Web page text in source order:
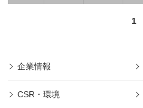
1
企業情報
CSR・環境